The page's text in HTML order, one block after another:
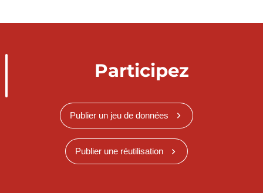
Participez
Publier un jeu de données
Publier une réutilisation